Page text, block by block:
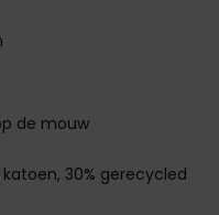
de mouw
30% gerecycled